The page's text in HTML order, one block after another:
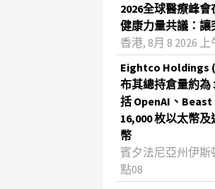
2026全球醫療峰
健康力量共議：
香港, 8月 8 2026 上
Eightco Holdings
布其總持倉量約為
括 OpenAI、
16,000 枚以太幣及
幣
賓夕法尼亞州伊斯
點08